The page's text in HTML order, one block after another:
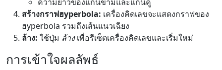
สร้างกราฟฮyperbola: เครื่องคิดเลขจะแสดงกราฟของ
ฮyperbola รวมถึงเส้นแนวเฉียง
ล้าง: ใช้ปุ่ม ล้างเพื่อรีเซ็ตเครื่องคิดเลขและเริ่มใหม่
การเข้าใจผลลัพธ์